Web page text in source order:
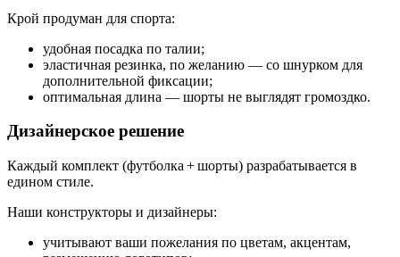
Крой продуман для спорта:
удобная посадка по талии;
эластичная резинка, по желанию — со шнурком для
дополнительной фиксации;
оптимальная длина — шорты не выглядят громоздко.
Дизайнерское решение
Каждый комплект (футболка + шорты) разрабатывается в
едином стиле.
Наши конструкторы и дизайнеры:
учитывают ваши пожелания по цветам, акцентам,